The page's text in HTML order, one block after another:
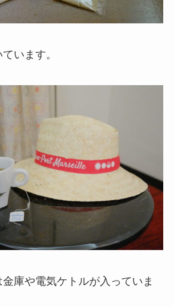
います。
庫や電気ケトルが入っていま